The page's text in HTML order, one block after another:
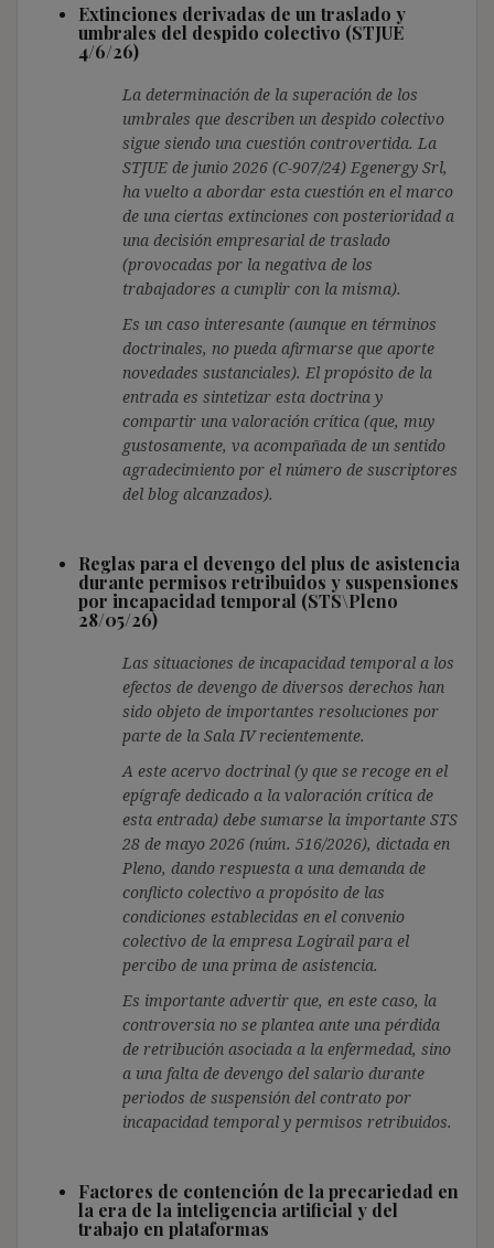
Extinciones derivadas de un traslado y
umbrales del despido colectivo (STJUE
4/6/26)
La determinación de la superación de los
umbrales que describen un despido colectivo
sigue siendo una cuestión controvertida. La
STJUE de junio 2026 (C-907/24) Egenergy Srl,
ha vuelto a abordar esta cuestión en el marco
de una ciertas extinciones con posterioridad a
una decisión empresarial de traslado
(provocadas por la negativa de los
trabajadores a cumplir con la misma).
Es un caso interesante (aunque en términos
doctrinales, no pueda afirmarse que aporte
novedades sustanciales). El propósito de la
entrada es sintetizar esta doctrina y
compartir una valoración crítica (que, muy
gustosamente, va acompañada de un sentido
agradecimiento por el número de suscriptores
del blog alcanzados).
Reglas para el devengo del plus de asistencia
durante permisos retribuidos y suspensiones
por incapacidad temporal (STS\Pleno
28/05/26)
Las situaciones de incapacidad temporal a los
efectos de devengo de diversos derechos han
sido objeto de importantes resoluciones por
parte de la Sala IV recientemente.
A este acervo doctrinal (y que se recoge en el
epígrafe dedicado a la valoración crítica de
esta entrada) debe sumarse la importante STS
28 de mayo 2026 (núm. 516/2026), dictada en
Pleno, dando respuesta a una demanda de
conflicto colectivo a propósito de las
condiciones establecidas en el convenio
colectivo de la empresa Logirail para el
percibo de una prima de asistencia.
Es importante advertir que, en este caso, la
controversia no se plantea ante una pérdida
de retribución asociada a la enfermedad, sino
a una falta de devengo del salario durante
periodos de suspensión del contrato por
incapacidad temporal y permisos retribuidos.
Factores de contención de la precariedad en
la era de la inteligencia artificial y del
trabajo en plataformas